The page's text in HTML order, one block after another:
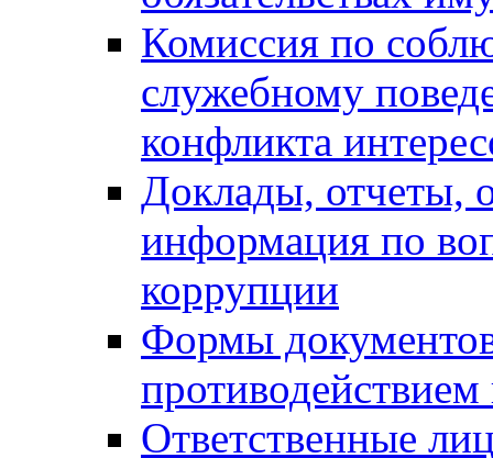
Комиссия по
служебному
конфликта
Доклады, отчеты,
информация по
коррупции
Формы
Ответственные